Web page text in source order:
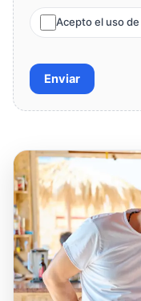
Acepto el uso
Enviar